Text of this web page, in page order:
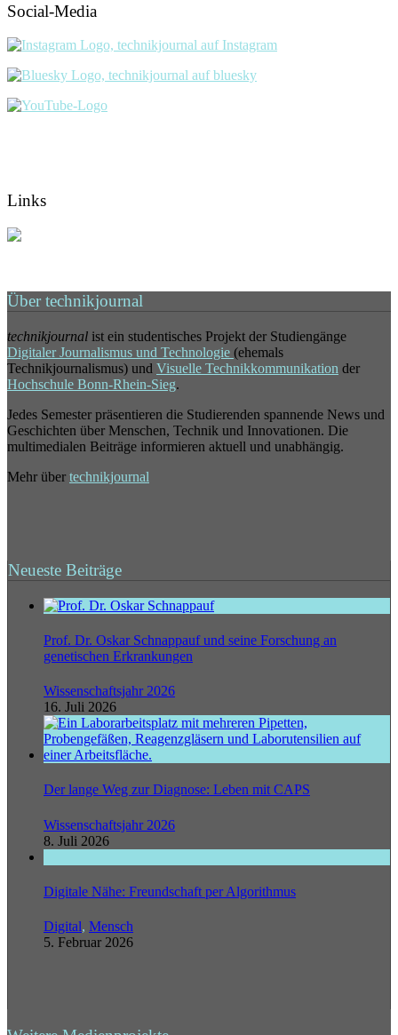
Social-Media
Links
Über technikjournal
technikjournal ist ein studentisches Projekt der Studiengänge
Digitaler Journalismus und Technologie (ehemals
Technikjournalismus) und Visuelle Technikkommunikation der
Hochschule Bonn-Rhein-Sieg.
Jedes Semester präsentieren die Studierenden spannende News und
Geschichten über Menschen, Technik und Innovationen. Die
multimedialen Beiträge informieren aktuell und unabhängig.
Mehr über technikjournal
Neueste Beiträge
Prof. Dr. Oskar Schnappauf und seine Forschung an
genetischen Erkrankungen
Wissenschaftsjahr 2026
16. Juli 2026
Der lange Weg zur Diagnose: Leben mit CAPS
Wissenschaftsjahr 2026
8. Juli 2026
Digitale Nähe: Freundschaft per Algorithmus
Digital, Mensch
5. Februar 2026